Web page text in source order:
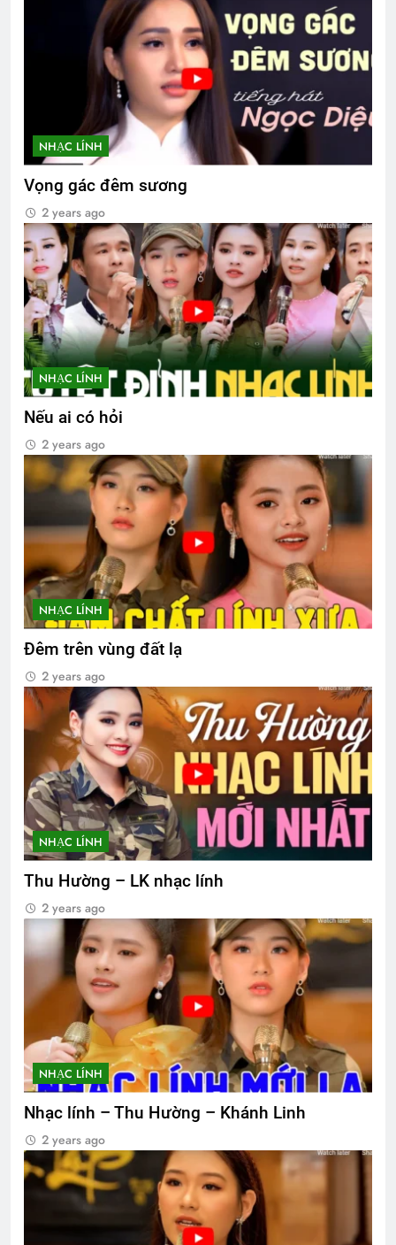
NHẠC LÍNH
Vọng gác đêm sương
2 years ago
NHẠC LÍNH
Nếu ai có hỏi
2 years ago
NHẠC LÍNH
Đêm trên vùng đất lạ
2 years ago
NHẠC LÍNH
Thu Hường – LK nhạc lính
2 years ago
NHẠC LÍNH
Nhạc lính – Thu Hường – Khánh Linh
2 years ago